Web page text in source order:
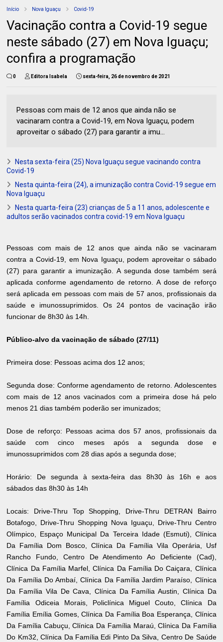
Início Nova Iguaçu Covid-19
Vacinação contra a Covid-19 segue
neste sábado (27) em Nova Iguaçu;
confira a programação
0 Editora Isabela sexta-feira, 26 de novembro de 2021
Pessoas com mais de 12 anos que ainda não se
vacinaram contra a Covid-19, em Nova Iguaçu, podem
aproveitar o sábado (27) para garantir a imu...
Nesta sexta-feira (25) Nova Iguaçu segue vacinando contra
Covid-19
Nesta quinta-feira (24), a imunização contra Covid-19 segue em
Nova Iguaçu
Nesta quarta-feira (23) crianças de 5 a 11 anos, adolescente e
adultos serão vacinados contra covid-19 em Nova Iguaçu
Pessoas com mais de 12 anos que ainda não se vacinaram
contra a Covid-19, em Nova Iguaçu, podem aproveitar o sábado
(27) para garantir a imunização. A segunda dose também será
aplicada conforme agendamento de retorno. A dose de reforço
será aplicada em pessoas com mais de 57 anos, profissionais da
saúde e imunossuprimidos. Os 24 pontos de vacinação irão
funcionar de 8h30 às 14h.
Público-alvo da vacinação de sábado (27/11)
Primeira dose: Pessoas acima dos 12 anos;
Segunda dose: Conforme agendamento de retorno. Adolescentes
com mais de 12 anos vacinados com a primeira dose há pelo
menos 21 dias também poderão ser imunizados;
Dose de reforço: Pessoas acima dos 57 anos, profissionais da
saúde com cinco meses após a segunda dose e
imunossuprimidos com 28 dias após a segunda dose;
Horário: De segunda à sexta-feira das 8h30 às 16h e aos
sábados das 8h30 às 14h
Locais: Drive-Thru Top Shopping, Drive-Thru DETRAN Bairro
Botafogo, Drive-Thru Shopping Nova Iguaçu, Drive-Thru Centro
Olímpico, Espaço Municipal Da Terceira Idade (Esmuti), Clínica
Da Família Dom Bosco, Clínica Da Família Vila Operária, Usf
Rancho Fundo, Centro De Atendimento Ao Deficiente (Cad),
Clínica Da Família Marfel, Clínica Da Família Do Caiçara, Clínica
Da Família Do Ambaí, Clínica Da Família Jardim Paraíso, Clínica
Da Família Vila De Cava, Clínica Da Família Austin, Clínica Da
Família Odiceia Morais, Policlínica Miguel Couto, Clínica Da
Família Emília Gomes, Clínica Da Família Boa Esperança, Clínica
Da Família Cabuçu, Clínica Da Família Maraú, Clínica Da Família
Do Km32, Clínica Da Família Edi Pinto Da Silva, Centro De Saúde